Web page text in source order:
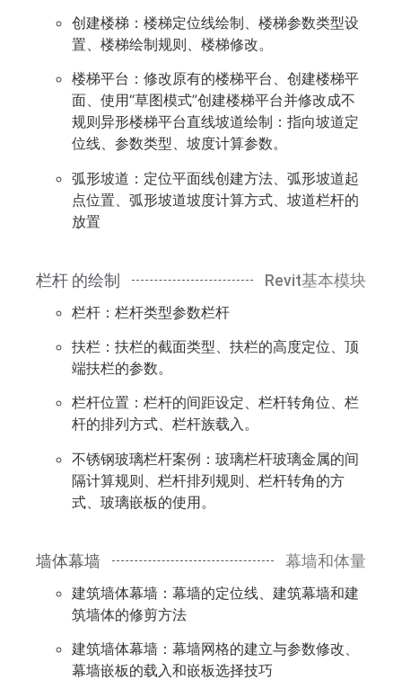
创建楼梯：楼梯定位线绘制、楼梯参数类型设
置、楼梯绘制规则、楼梯修改。
楼梯平台：修改原有的楼梯平台、创建楼梯平
面、使用“草图模式”创建楼梯平台并修改成不
规则异形楼梯平台直线坡道绘制：指向坡道定
位线、参数类型、坡度计算参数。
弧形坡道：定位平面线创建方法、弧形坡道起
点位置、弧形坡道坡度计算方式、坡道栏杆的
放置
栏杆 的绘制
Revit基本模块
栏杆：栏杆类型参数栏杆
扶栏：扶栏的截面类型、扶栏的高度定位、顶
端扶栏的参数。
栏杆位置：栏杆的间距设定、栏杆转角位、栏
杆的排列方式、栏杆族载入。
不锈钢玻璃栏杆案例：玻璃栏杆玻璃金属的间
隔计算规则、栏杆排列规则、栏杆转角的方
式、玻璃嵌板的使用。
墙体幕墙
幕墙和体量
建筑墙体幕墙：幕墙的定位线、建筑幕墙和建
筑墙体的修剪方法
建筑墙体幕墙：幕墙网格的建立与参数修改、
幕墙嵌板的载入和嵌板选择技巧